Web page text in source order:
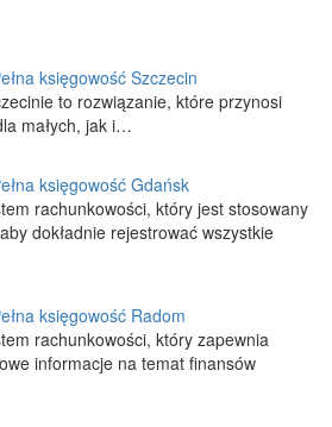
księgowość Szczecin
to rozwiązanie, które przynosi
małych, jak i…
księgowość Gdańsk
rachunkowości, który jest stosowany
dokładnie rejestrować wszystkie
księgowość Radom
rachunkowości, który zapewnia
informacje na temat finansów